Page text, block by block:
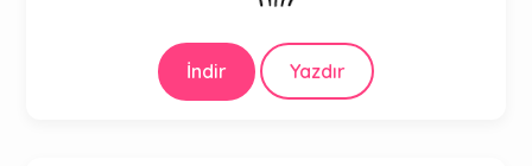
İndir Yazdır